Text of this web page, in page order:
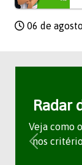
06 de
Radar
Veja como
nos